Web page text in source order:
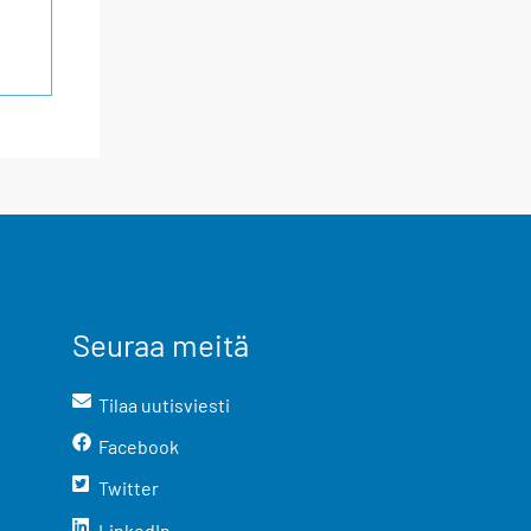
Seuraa meitä
Tilaa uutisviesti
Facebook
Twitter